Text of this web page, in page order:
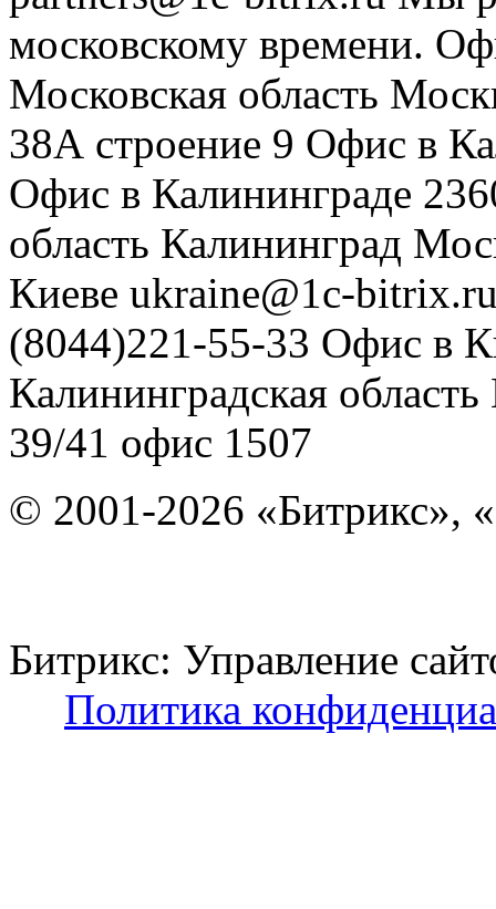
московскому времени.
Московская область
38А строение 9 Офис в
Офис в Калининграде
область Калининград
Киеве ukraine@1c-
(8044)221-55-33 Офис в
Калининградская область
39/41 офис 1507
© 2001-2026 «Битрикс»,
Битрикс: Управление
Политика